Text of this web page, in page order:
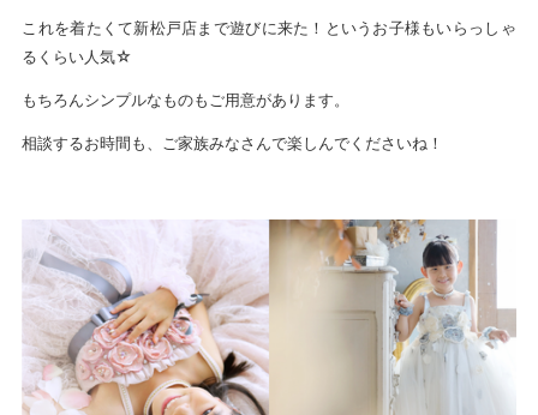
これを着たくて新松戸店まで遊びに来た！というお子様もいらっしゃ
るくらい人気☆
もちろんシンプルなものもご用意があります。
相談するお時間も、ご家族みなさんで楽しんでくださいね！